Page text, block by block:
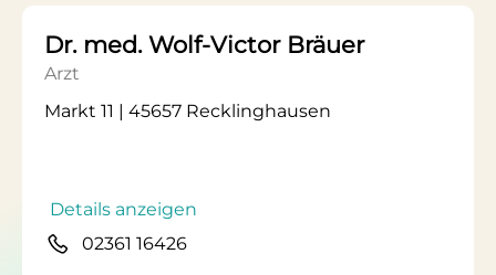
Dr. med. Wolf-Victor Bräuer
Arzt
Markt 11 | 45657 Recklinghausen
Details anzeigen
02361 16426